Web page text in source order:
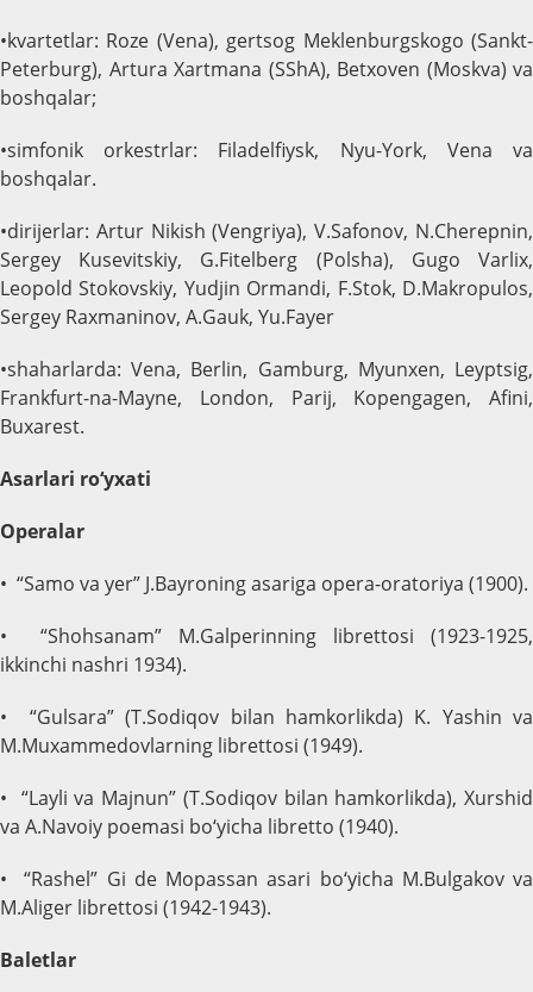
•kvartetlar: Roze (Vena), gertsog Meklenburgskogo (Sankt-
Peterburg), Artura Xartmana (SShA), Betxoven (Moskva) va
boshqalar;
•simfonik orkestrlar: Filadelfiysk, Nyu-York, Vena va
boshqalar.
•dirijerlar: Artur Nikish (Vengriya), V.Safonov, N.Cherepnin,
Sergey Kusevitskiy, G.Fitelberg (Polsha), Gugo Varlix,
Leopold Stokovskiy, Yudjin Ormandi, F.Stok, D.Makropulos,
Sergey Raxmaninov, A.Gauk, Yu.Fayer
•shaharlarda: Vena, Berlin, Gamburg, Myunxen, Leyptsig,
Frankfurt-na-Mayne, London, Parij, Kopengagen, Afini,
Buxarest.
Asarlari ro‘yxati
Operalar
• “Samo va yer” J.Bayroning asariga opera-oratoriya (1900).
• “Shohsanam” M.Galperinning librettosi (1923-1925,
ikkinchi nashri 1934).
• “Gulsara” (T.Sodiqov bilan hamkorlikda) K. Yashin va
M.Muxammedovlarning librettosi (1949).
• “Layli va Majnun” (T.Sodiqov bilan hamkorlikda), Xurshid
va A.Navoiy poemasi bo‘yicha libretto (1940).
• “Rashel” Gi de Mopassan asari bo‘yicha M.Bulgakov va
M.Aliger librettosi (1942-1943).
Baletlar